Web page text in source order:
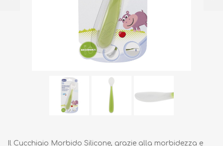
Il Cucchiaio Morbido Silicone, grazie alla morbidezza e